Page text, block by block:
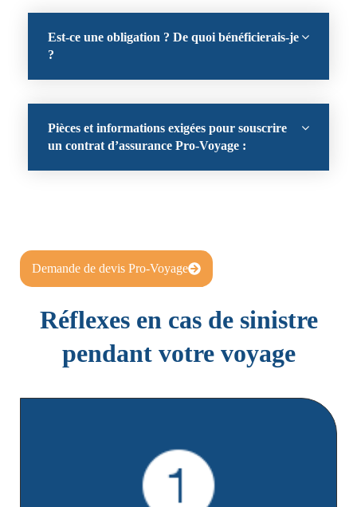
Est-ce une obligation ? De quoi bénéficierais-je
?
Pièces et informations exigées pour souscrire
un contrat d’assurance Pro-Voyage :
Demande de devis Pro-Voyage
Réflexes en cas de sinistre
pendant votre voyage